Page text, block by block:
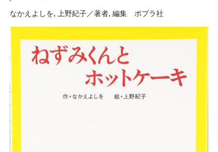
なかえよしを, 上野紀子／著者, 編集 ポプラ社